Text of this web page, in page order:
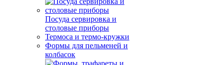
Посуда сервировка и
столовые приборы
Термоса и термо-кружки
Формы для пельменей и
колбасок